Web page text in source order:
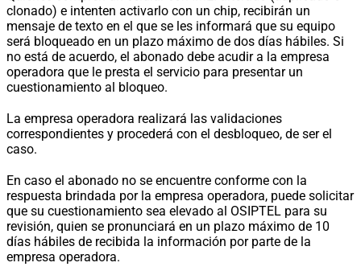
clonado) e intenten activarlo con un chip, recibirán un
mensaje de texto en el que se les informará que su equipo
será bloqueado en un plazo máximo de dos días hábiles. Si
no está de acuerdo, el abonado debe acudir a la empresa
operadora que le presta el servicio para presentar un
cuestionamiento al bloqueo.
La empresa operadora realizará las validaciones
correspondientes y procederá con el desbloqueo, de ser el
caso.
En caso el abonado no se encuentre conforme con la
respuesta brindada por la empresa operadora, puede solicitar
que su cuestionamiento sea elevado al OSIPTEL para su
revisión, quien se pronunciará en un plazo máximo de 10
días hábiles de recibida la información por parte de la
empresa operadora.